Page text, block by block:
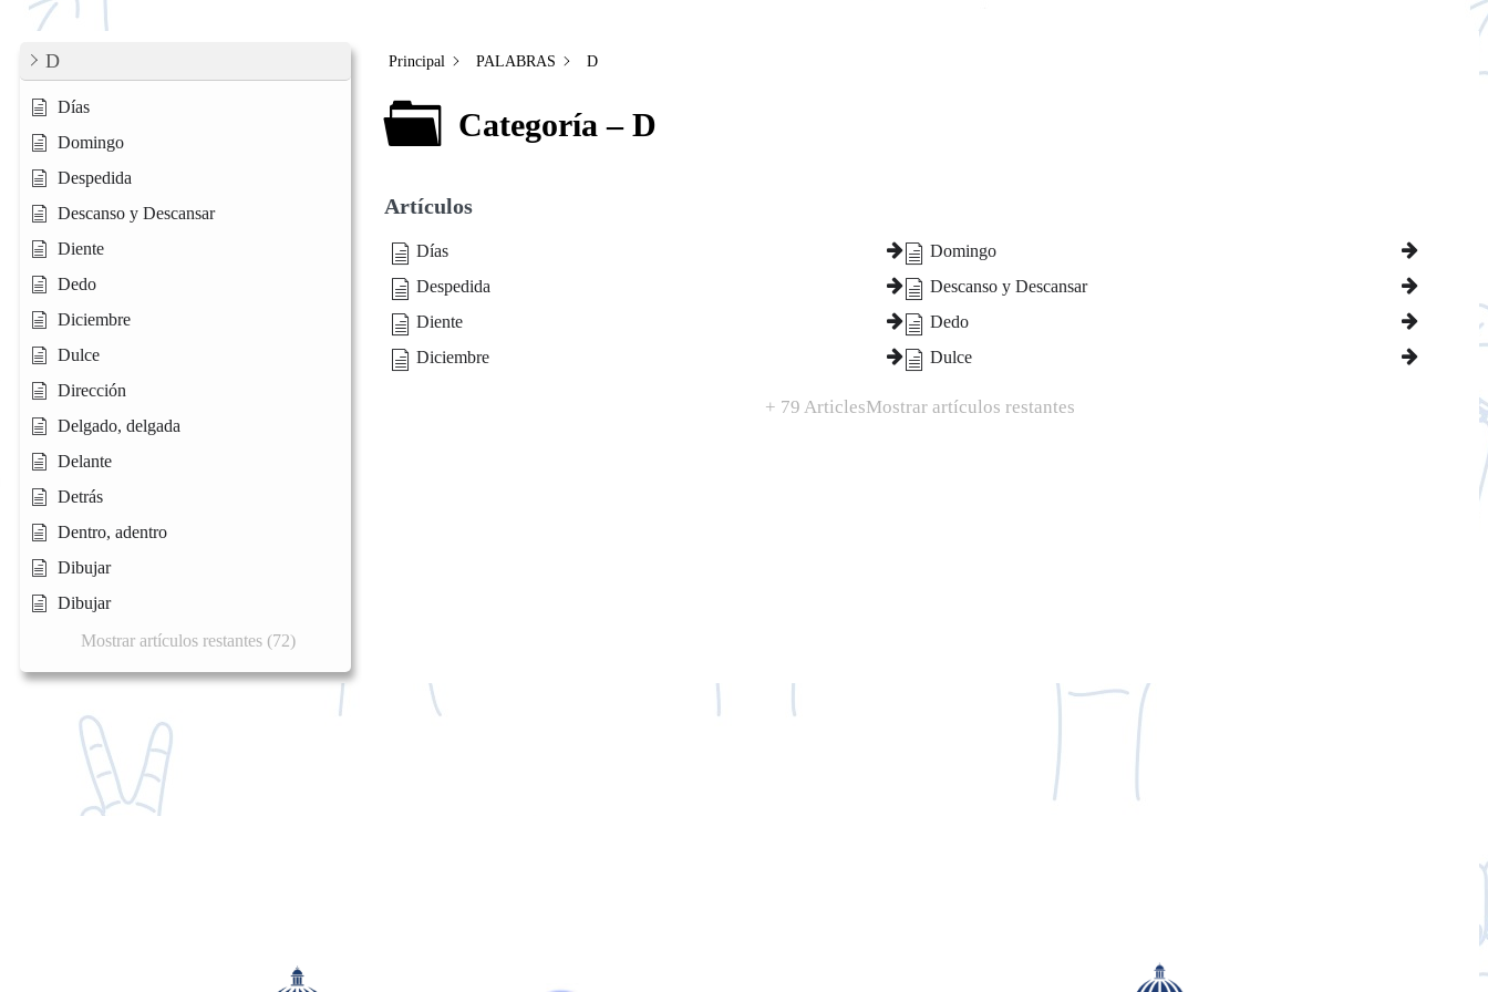
D
Días
Domingo
Despedida
Descanso y Descansar
Diente
Dedo
Diciembre
Dulce
Dirección
Delgado, delgada
Delante
Detrás
Dentro, adentro
Dibujar
Dibujar
Mostrar artículos restantes (72)
Principal PALABRAS D
Categoría – D
Artículos
Días
Domingo
Despedida
Descanso y Descansar
Diente
Dedo
Diciembre
Dulce
+ 79 ArticlesMostrar artículos restantes